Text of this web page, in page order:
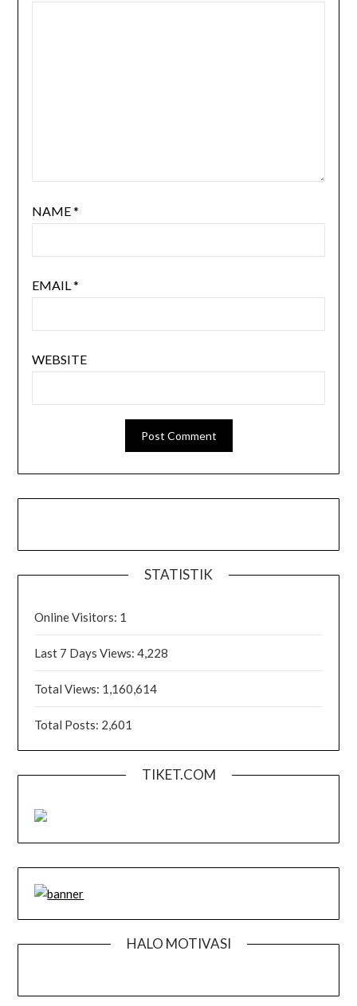
NAME*
EMAIL*
WEBSITE
STATISTIK
Online Visitors: 1
Last 7 Days Views:4,228
Total Views: 1,160,614
Total Posts: 2,601
TIKET.COM
HALO MOTIVASI